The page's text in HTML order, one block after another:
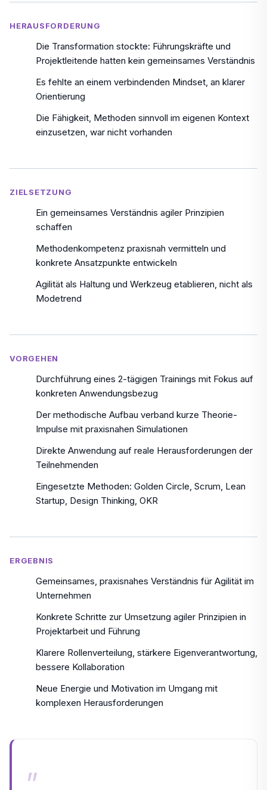
HERAUSFORDERUNG
Die Transformation stockte: Führungskräfte und
Projektleitende hatten kein gemeinsames Verständnis
Es fehlte an einem verbindenden Mindset, an klarer
Orientierung
Die Fähigkeit, Methoden sinnvoll im eigenen Kontext
einzusetzen, war nicht vorhanden
ZIELSETZUNG
Ein gemeinsames Verständnis agiler Prinzipien
schaffen
Methodenkompetenz praxisnah vermitteln und
konkrete Ansatzpunkte entwickeln
Agilität als Haltung und Werkzeug etablieren, nicht als
Modetrend
VORGEHEN
Durchführung eines 2-tägigen Trainings mit Fokus auf
konkreten Anwendungsbezug
Der methodische Aufbau verband kurze Theorie-
Impulse mit praxisnahen Simulationen
Direkte Anwendung auf reale Herausforderungen der
Teilnehmenden
Eingesetzte Methoden: Golden Circle, Scrum, Lean
Startup, Design Thinking, OKR
ERGEBNIS
Gemeinsames, praxisnahes Verständnis für Agilität im
Unternehmen
Konkrete Schritte zur Umsetzung agiler Prinzipien in
Projektarbeit und Führung
Klarere Rollenverteilung, stärkere Eigenverantwortung,
bessere Kollaboration
Neue Energie und Motivation im Umgang mit
komplexen Herausforderungen